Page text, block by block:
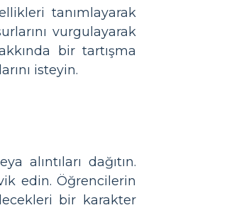
tanımlayarak
vurgulayarak
bir tartışma
isteyin.
alıntıları dağıtın.
edin. Öğrencilerin
bir karakter